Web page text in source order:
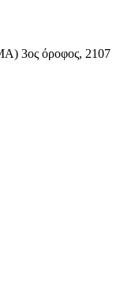
3ος όροφος, 2107